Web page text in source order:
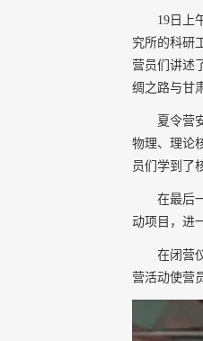
19日上
究所的科研
营员们讲述
绸之路与甘
夏令营
物理、理论
员们学到了
在最后
动项目 ，进
在闭营
营活动使营